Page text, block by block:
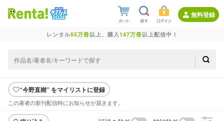
無料登録
レンタル55万冊以上、購入147万冊以上配信中！
“今野直樹” をマイリストに登録
この著者の新刊配信時にお知らせが届きます。